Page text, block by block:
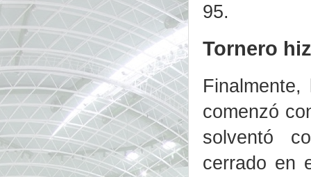
95.
Tornero
comenzó
solventó
cerrado en